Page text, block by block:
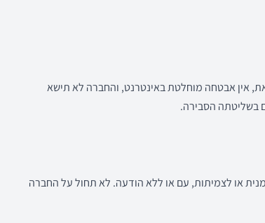
אין אבטחה מוחלטת באינטרנט, והחברה לא תישא
בשליטתה הסבירה.
או לצמיתות, עם או ללא הודעה. לא תחול על החברה